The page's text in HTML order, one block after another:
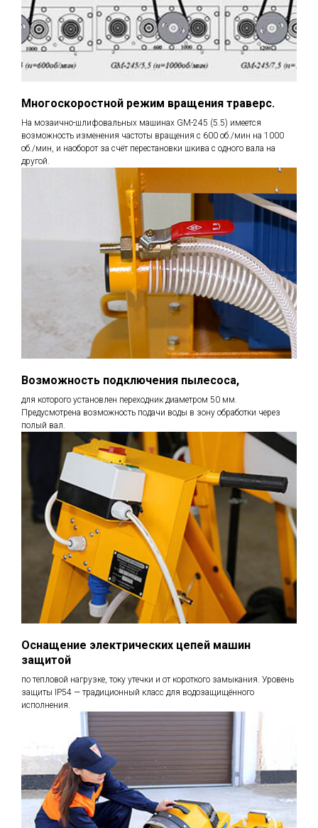
Многоскоростной режим вращения траверс.
На мозаично-шлифовальных машинах GM-245 (5.5) имеется
возможность изменения частоты вращения с 600 об./мин на 1000
об./мин, и наоборот за счёт перестановки шкива с одного вала на
другой.
Возможность подключения пылесоса,
для которого установлен переходник диаметром 50 мм.
Предусмотрена возможность подачи воды в зону обработки через
полый вал.
Оснащение электрических цепей машин
защитой
по тепловой нагрузке, току утечки и от короткого замыкания. Уровень
защиты IP54 — традиционный класс для водозащищённого
исполнения.